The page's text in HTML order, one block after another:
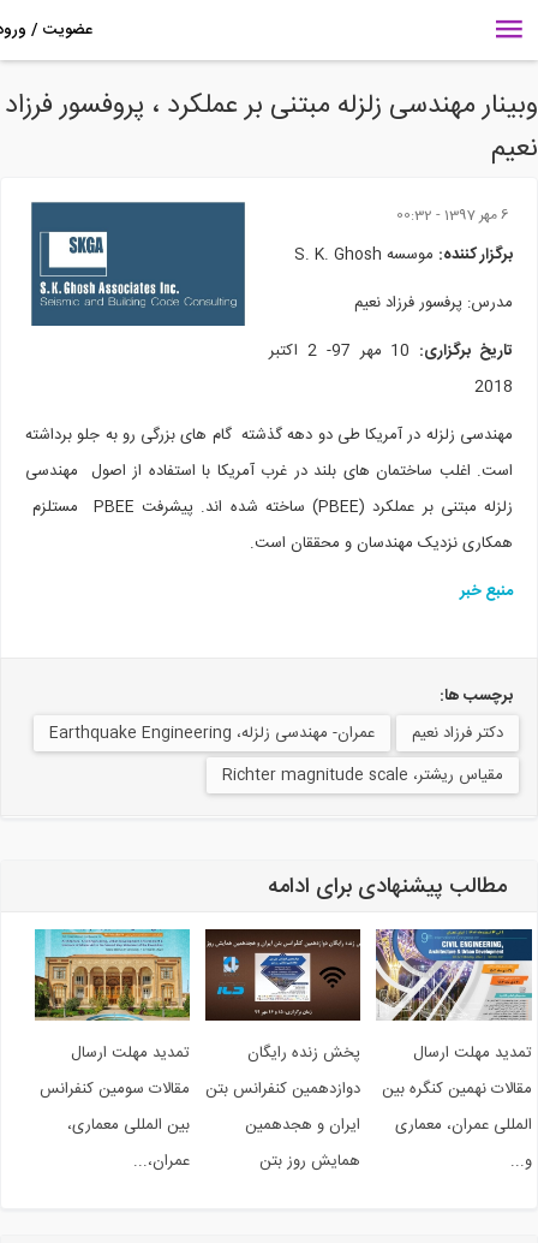
مهندسی زلزله مبتنی بر عملکرد ، پروفسور فرزاد
برگزار کننده:موسسه S. K. Ghosh
مدرس: پرفسور فرزاد نعیم
تاریخ برگزاری:
10 مهر 97- 2 اکتبر
2018
مهندسی زلزله در آمریکا طی دو دهه گذشته گام های بزرگی رو به جلو برداشته
است. اغلب ساختمان های بلند در غرب آمریکا با استفاده از اصول مهندسی
زلزله مبتنی بر عملکرد (PBEE) ساخته شده اند. پیشرفت PBEE مستلزم
همکاری نزدیک مهندسان و محققان است.
منبع خبر
برچسب ها:
دکتر فرزاد نعیم
عمران- مهندسی زلزله، Earthquake Engineering
مقیاس ریشتر، Richter magnitude scale
مطالب پیشنهادی برای ادامه
مهلت ارسال
نهمین کنگره بین
عمران، معماری
پخش زنده رایگان
دوازدهمین کنفرانس بتن
ایران و هجدهمین
همایش روز بتن
تمدید مهلت ارسال
مقالات سومین کنفرانس
بین المللی معماری،
عمران،...